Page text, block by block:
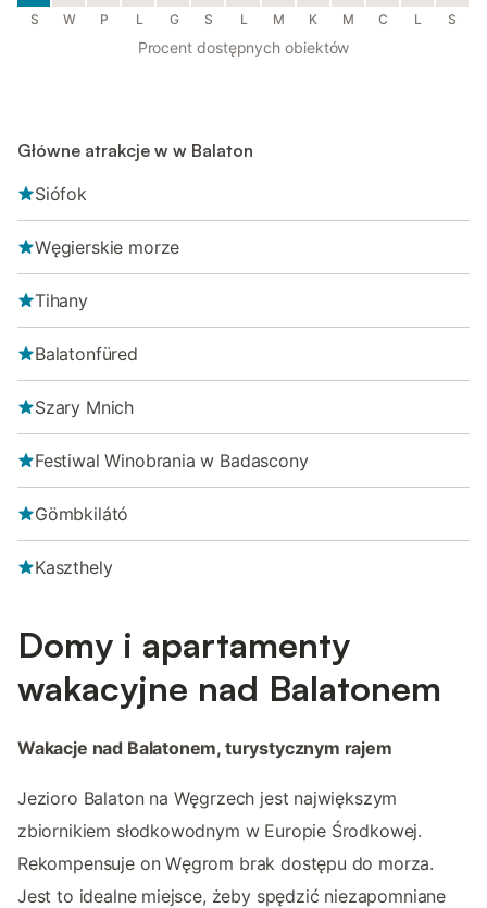
S W P L G S L M K M C L S
Procent dostępnych obiektów
Główne atrakcje w w Balaton
Siófok
Węgierskie morze
Tihany
Balatonfüred
Szary Mnich
Festiwal Winobrania w Badascony
Gömbkilátó
Kaszthely
Domy i apartamenty
wakacyjne nad Balatonem
Wakacje nad Balatonem, turystycznym rajem
Jezioro Balaton na Węgrzech jest największym
zbiornikiem słodkowodnym w Europie Środkowej.
Rekompensuje on Węgrom brak dostępu do morza.
Jest to idealne miejsce, żeby spędzić niezapomniane